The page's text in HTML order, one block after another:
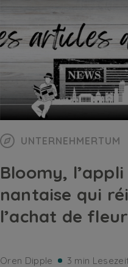
UNTERNEHMERTUM
Bloomy, l’appli
nantaise qui
l’achat de
Oren Dipple 3 min